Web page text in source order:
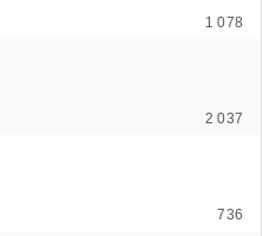
1 078
2 037
736